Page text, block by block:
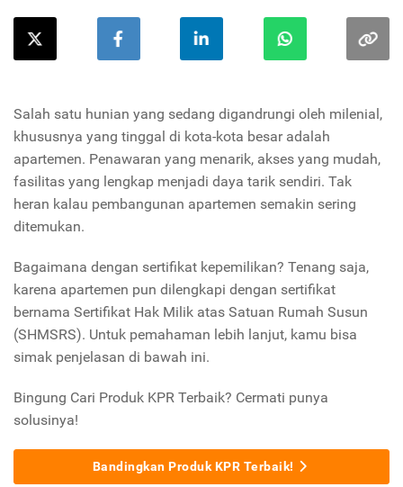
Salah satu hunian yang sedang digandrungi oleh milenial,
khususnya yang tinggal di kota-kota besar adalah
apartemen. Penawaran yang menarik, akses yang mudah,
fasilitas yang lengkap menjadi daya tarik sendiri. Tak
heran kalau pembangunan apartemen semakin sering
ditemukan.
Bagaimana dengan sertifikat kepemilikan? Tenang saja,
karena apartemen pun dilengkapi dengan sertifikat
bernama Sertifikat Hak Milik atas Satuan Rumah Susun
(SHMSRS). Untuk pemahaman lebih lanjut, kamu bisa
simak penjelasan di bawah ini.
Bingung Cari Produk KPR Terbaik? Cermati punya
solusinya!
Bandingkan Produk KPR Terbaik!